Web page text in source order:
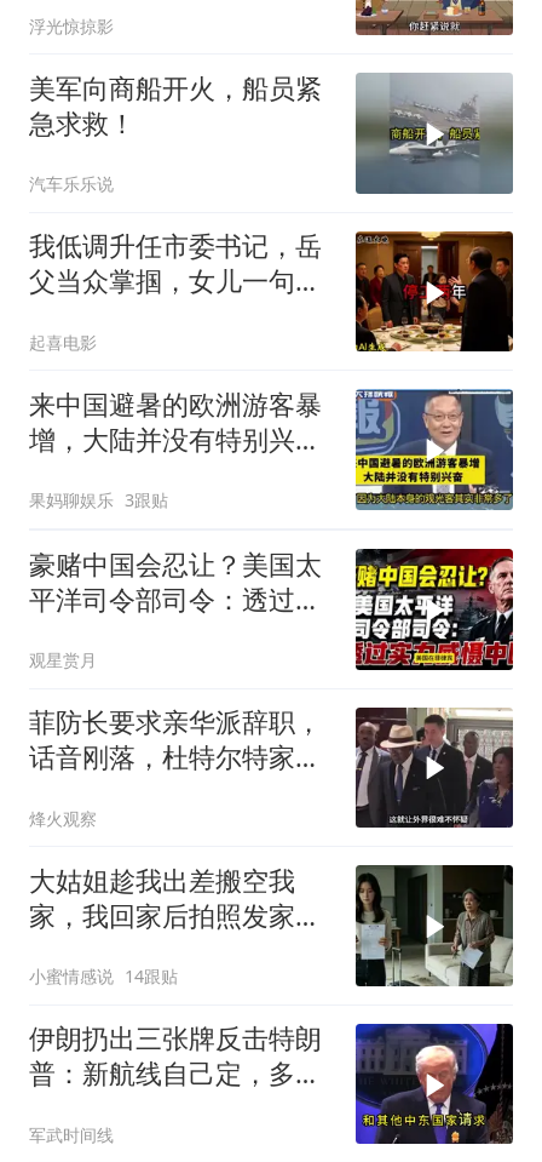
浮光惊掠影
美军向商船开火，船员紧
急求救！
汽车乐乐说
我低调升任市委书记，岳
父当众掌掴，女儿一句话
起喜电影
来中国避暑的欧洲游客暴
增，大陆并没有特别兴
果妈聊娱乐 3跟贴
豪赌中国会忍让？美国太
平洋司令部司令：透过实
观星赏月
菲防长要求亲华派辞职，
话音刚落，杜特尔特家族
烽火观察
大姑姐趁我出差搬空我
家，我回家后拍照发家族
小蜜情感说 14跟贴
伊朗扔出三张牌反击特朗
普：新航线自己定，多国
前状态
军武时间线